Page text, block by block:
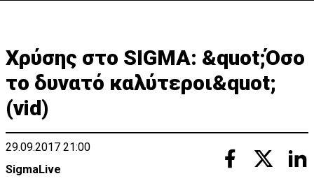
Χρύσης στο SIGMA: &quot;Όσο
το δυνατό καλύτεροι&quot;
(vid)
29.09.2017 21:00
SigmaLive